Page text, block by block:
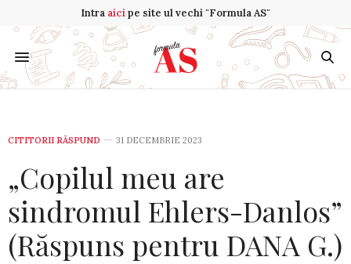
Intra aicipe site ul vechi "Formula AS"
CITITORII RĂSPUND 31 DECEMBRIE 2023
„Copilul meu are
sindromul Ehlers-Danlos”
(Răspuns pentru DANA G.)